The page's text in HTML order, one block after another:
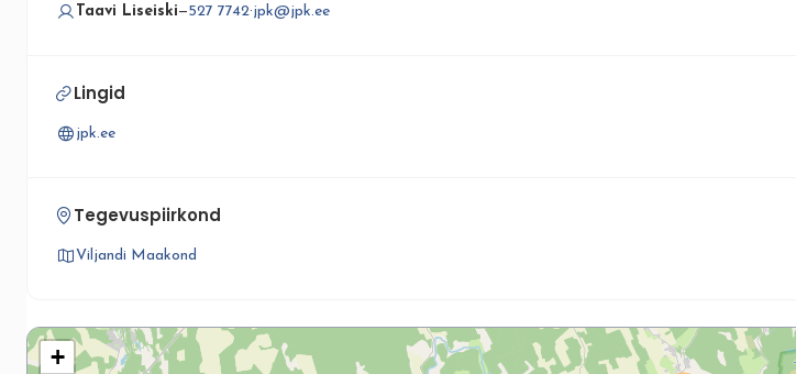
Taavi Liseiski—527 7742·jpk@jpk.ee
Lingid
jpk.ee
Tegevuspiirkond
Viljandi Maakond
+